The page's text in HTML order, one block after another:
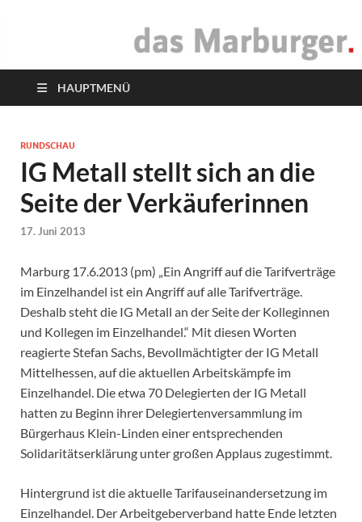
das Marburger.
HAUPTMENÜ
RUNDSCHAU
IG Metall stellt sich an die
Seite der Verkäuferinnen
17. Juni 2013
Marburg 17.6.2013 (pm) „Ein Angriff auf die Tarifverträge
im Einzelhandel ist ein Angriff auf alle Tarifverträge.
Deshalb steht die IG Metall an der Seite der Kolleginnen
und Kollegen im Einzelhandel.“ Mit diesen Worten
reagierte Stefan Sachs, Bevollmächtigter der IG Metall
Mittelhessen, auf die aktuellen Arbeitskämpfe im
Einzelhandel. Die etwa 70 Delegierten der IG Metall
hatten zu Beginn ihrer Delegiertenversammlung im
Bürgerhaus Klein-Linden einer entsprechenden
Solidaritätserklärung unter großen Applaus zugestimmt.
Hintergrund ist die aktuelle Tarifauseinandersetzung im
Einzelhandel. Der Arbeitgeberverband hatte Ende letzten